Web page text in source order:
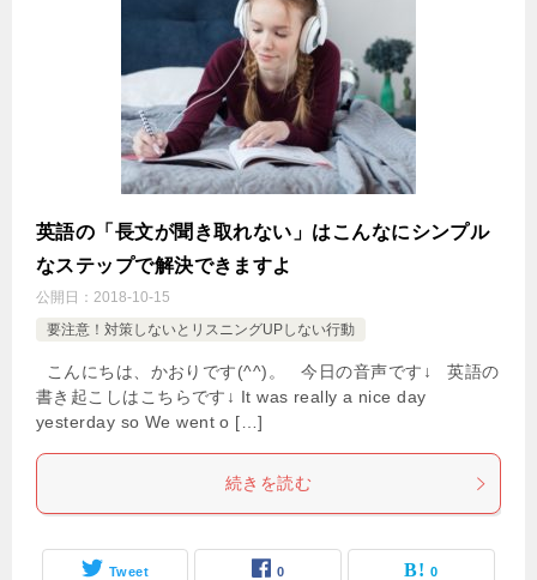
英語の「長文が聞き取れない」はこんなにシンプル
なステップで解決できますよ
公開日： 2018-10-15
要注意！対策しないとリスニングUPしない行動
こんにちは、かおりです(^^)。 今日の音声です↓ 英語の
書き起こしはこちらです↓ It was really a nice day
yesterday so We went o […]
続きを読む
Tweet 0 0